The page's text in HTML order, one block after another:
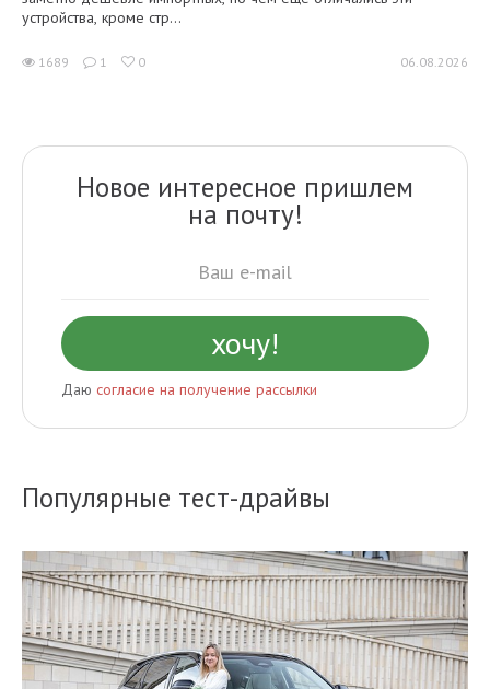
устройства, кроме стр...
1689 1 0 06.08.2026
Новое интересное пришлем
на почту!
Даю согласие на получение рассылки
Популярные тест-драйвы